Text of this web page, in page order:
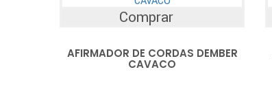
Comprar
AFIRMADOR DE CORDAS DEMBER
CAVACO